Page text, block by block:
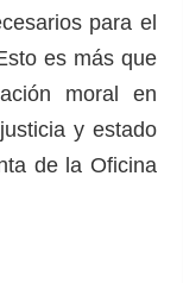
para el
es más que
moral en
y estado
de la Oficina